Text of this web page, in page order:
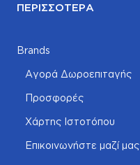
ΠΕΡΙΣΣΌΤΕΡΑ
Brands
Αγορά Δωροεπιταγής
Προσφορές
Χάρτης Ιστοτόπου
Επικοινωνήστε μαζί μας